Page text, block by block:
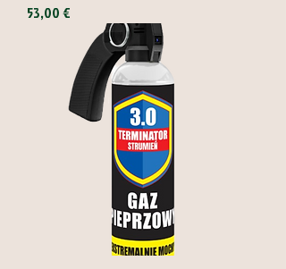
Kaina
53,00 €